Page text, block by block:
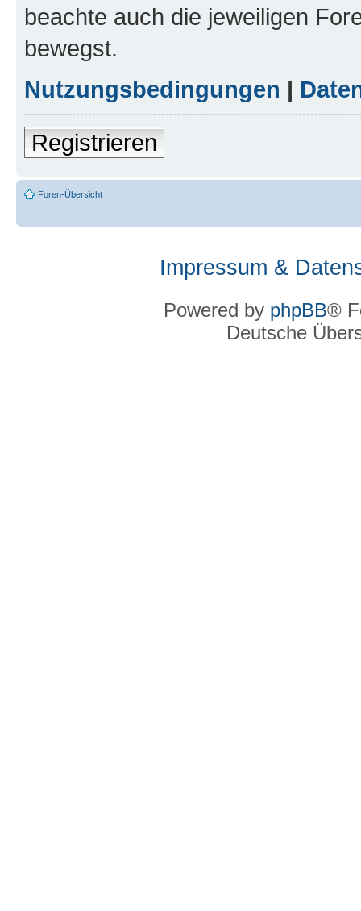
beachte auch die jeweiligen
bewegst.
Nutzungsbedingungen |
Registrieren
Foren-Übersicht
Impressum &
Powered by phpBB®
Deutsche